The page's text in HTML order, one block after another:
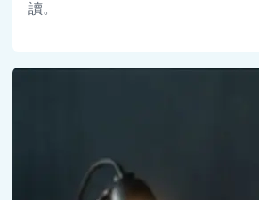
讀。